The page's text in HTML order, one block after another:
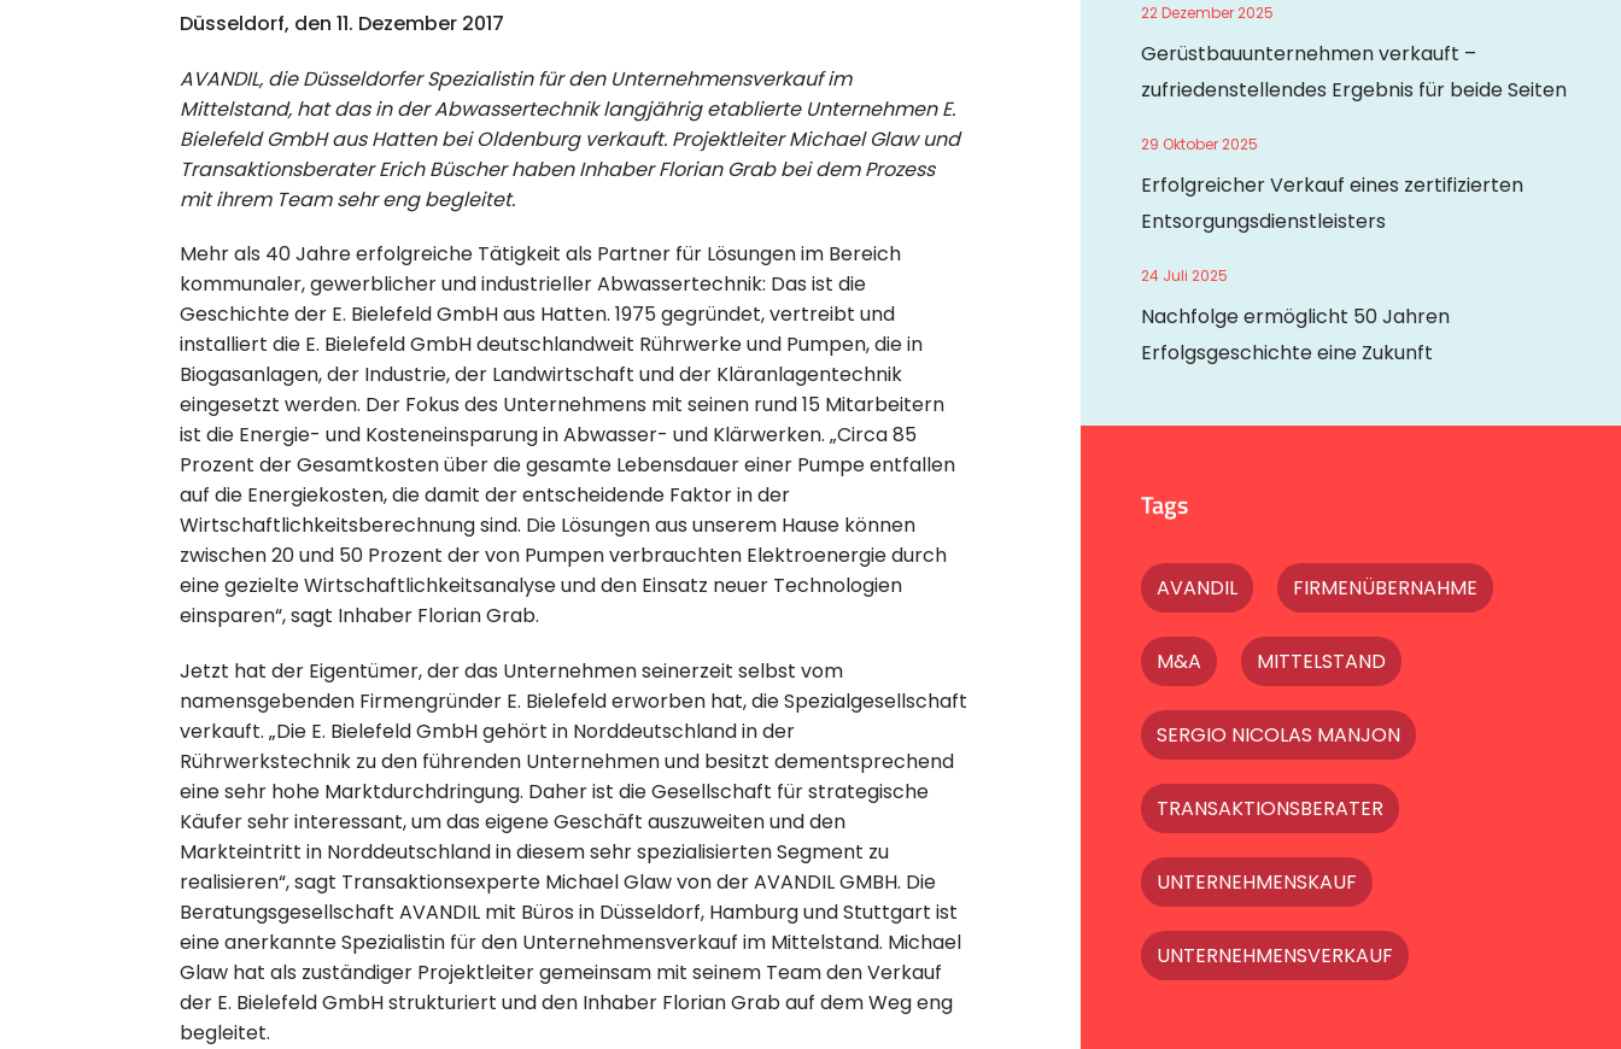
Düsseldorf, den 11. Dezember 2017
AVANDIL, die Düsseldorfer Spezialistin für den Unternehmensverkauf im
Mittelstand, hat das in der Abwassertechnik langjährig etablierte Unternehmen E.
Bielefeld GmbH aus Hatten bei Oldenburg verkauft. Projektleiter Michael Glaw und
Transaktionsberater Erich Büscher haben Inhaber Florian Grab bei dem Prozess
mit ihrem Team sehr eng begleitet.
Mehr als 40 Jahre erfolgreiche Tätigkeit als Partner für Lösungen im Bereich
kommunaler, gewerblicher und industrieller Abwassertechnik: Das ist die
Geschichte der E. Bielefeld GmbH aus Hatten. 1975 gegründet, vertreibt und
installiert die E. Bielefeld GmbH deutschlandweit Rührwerke und Pumpen, die in
Biogasanlagen, der Industrie, der Landwirtschaft und der Kläranlagentechnik
eingesetzt werden. Der Fokus des Unternehmens mit seinen rund 15 Mitarbeitern
ist die Energie- und Kosteneinsparung in Abwasser- und Klärwerken. „Circa 85
Prozent der Gesamtkosten über die gesamte Lebensdauer einer Pumpe entfallen
auf die Energiekosten, die damit der entscheidende Faktor in der
Wirtschaftlichkeitsberechnung sind. Die Lösungen aus unserem Hause können
zwischen 20 und 50 Prozent der von Pumpen verbrauchten Elektroenergie durch
eine gezielte Wirtschaftlichkeitsanalyse und den Einsatz neuer Technologien
einsparen“, sagt Inhaber Florian Grab.
Jetzt hat der Eigentümer, der das Unternehmen seinerzeit selbst vom
namensgebenden Firmengründer E. Bielefeld erworben hat, die Spezialgesellschaft
verkauft. „Die E. Bielefeld GmbH gehört in Norddeutschland in der
Rührwerkstechnik zu den führenden Unternehmen und besitzt dementsprechend
eine sehr hohe Marktdurchdringung. Daher ist die Gesellschaft für strategische
Käufer sehr interessant, um das eigene Geschäft auszuweiten und den
Markteintritt in Norddeutschland in diesem sehr spezialisierten Segment zu
realisieren“, sagt Transaktionsexperte Michael Glaw von der AVANDIL GMBH. Die
Beratungsgesellschaft AVANDIL mit Büros in Düsseldorf, Hamburg und Stuttgart ist
eine anerkannte Spezialistin für den Unternehmensverkauf im Mittelstand. Michael
Glaw hat als zuständiger Projektleiter gemeinsam mit seinem Team den Verkauf
der E. Bielefeld GmbH strukturiert und den Inhaber Florian Grab auf dem Weg eng
begleitet.
22 Dezember 2025
Gerüstbauunternehmen verkauft –
zufriedenstellendes Ergebnis für beide Seiten
29 Oktober 2025
Erfolgreicher Verkauf eines zertifizierten
Entsorgungsdienstleisters
24 Juli 2025
Nachfolge ermöglicht 50 Jahren
Erfolgsgeschichte eine Zukunft
Tags
AVANDIL FIRMENÜBERNAHME
M&A MITTELSTAND
SERGIO NICOLAS MANJON
TRANSAKTIONSBERATER
UNTERNEHMENSKAUF
UNTERNEHMENSVERKAUF